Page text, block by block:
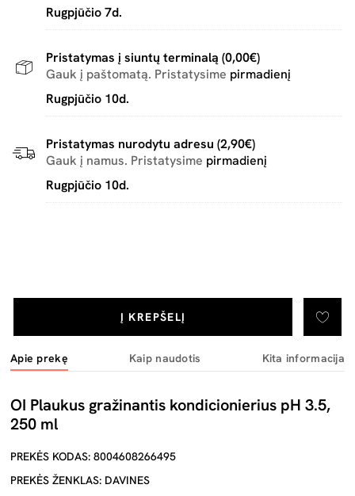
Į KREPŠELĮ
Rugpjūčio 7d.
Pristatymas į siuntų terminalą (0,00€)
Gauk į paštomatą. Pristatysime pirmadienį
Rugpjūčio 10d.
Pristatymas nurodytu adresu (2,90€)
Gauk į namus. Pristatysime pirmadienį
Rugpjūčio 10d.
Apie prekę Kaip naudotis Kita informacija
OI Plaukus gražinantis kondicionierius pH 3.5,
250 ml
PREKĖS KODAS: 8004608266495
PREKĖS ŽENKLAS: DAVINES